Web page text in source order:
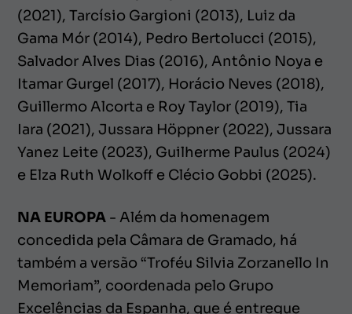
(2021), Tarcísio Gargioni (2013), Luiz da
Gama Mór (2014), Pedro Bertolucci (2015),
Salvador Alves Dias (2016), Antônio Noya e
Itamar Gurgel (2017), Horácio Neves (2018),
Guillermo Alcorta e Roy Taylor (2019), Tia
Iara (2021), Jussara Höppner (2022), Jussara
Yanez Leite (2023), Guilherme Paulus (2024)
e Elza Ruth Wolkoff e Clécio Gobbi (2025).
NA EUROPA - Além da homenagem
concedida pela Câmara de Gramado, há
também a versão “Troféu Silvia Zorzanello In
Memoriam”, coordenada pelo Grupo
Excelências da Espanha, que é entregue